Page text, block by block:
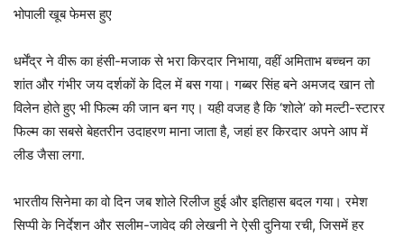
भोपाली खूब फेमस हुए
धर्मेंद्र ने वीरू का हंसी-मजाक से भरा किरदार निभाया, वहीं अमिताभ बच्चन का
शांत और गंभीर जय दर्शकों के दिल में बस गया। गब्बर सिंह बने अमजद खान तो
विलेन होते हुए भी फिल्म की जान बन गए। यही वजह है कि ‘शोले’ को मल्टी-स्टारर
फिल्म का सबसे बेहतरीन उदाहरण माना जाता है, जहां हर किरदार अपने आप में
लीड जैसा लगा.
भारतीय सिनेमा का वो दिन जब शोले रिलीज हुई और इतिहास बदल गया। रमेश
सिप्पी के निर्देशन और सलीम-जावेद की लेखनी ने ऐसी दुनिया रची, जिसमें हर